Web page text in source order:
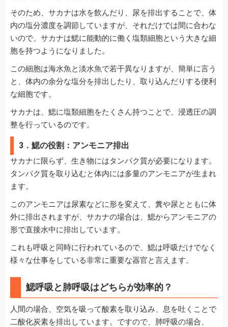
そのため、サカナは水を飲んだり、尿を排出することで、体
内の塩分濃度を調節していますが、それだけでは間に合わな
いので、サカナは鰓に能動的に働く塩類細胞という大きな細
胞を持つようになりました。
この細胞は海水魚と淡水魚で若干異なりますが、簡単に言う
と、体内の余分な塩分を排出したり、取り込んだりする便利
な細胞です。
サカナは、鰓に塩類細胞をたくさん持つことで、浸透圧の調
整を行っているのです。
3．鰓の役割：アンモニア排出
サカナに限らず、生き物にはタンパク質が必要になります。
タンパク質を取り込むと体内には多量のアンモニアが生まれ
ます。
このアンモニアは尿素などに形を変えて、糞や尿とともに体
外に排出されますが、サカナの場合は、鰓からアンモニアの
形で直接水中に排出しています。
これも呼吸と同時に行われているので、鰓は呼吸だけでなく
様々な仕事をしている非常に重要な器官と言えます。
鰓呼吸と肺呼吸はどちらが効率的？
人間の場合、空気を吸って酸素を取り込み、息を吐くことで
二酸化炭素を排出しています。ですので、肺呼吸の場合、